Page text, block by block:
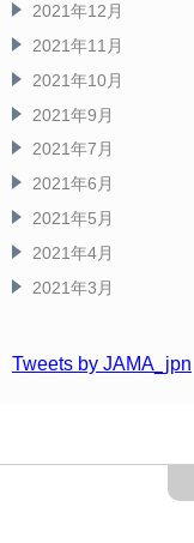
2021年12月
2021年11月
2021年10月
2021年9月
2021年7月
2021年6月
2021年5月
2021年4月
2021年3月
Tweets by JAMA_jpn